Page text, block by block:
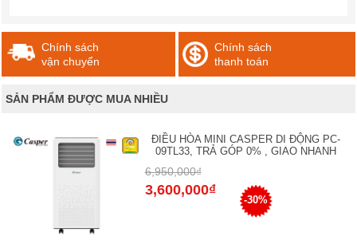
Chính sách
vận chuyển
Chính sách
thanh toán
SẢN PHẨM ĐƯỢC MUA NHIỀU
ĐIỀU HÒA MINI CASPER DI ĐỘNG PC-
09TL33, TRẢ GÓP 0% , GIAO NHANH
6,950,000₫
3,600,000₫
-30%